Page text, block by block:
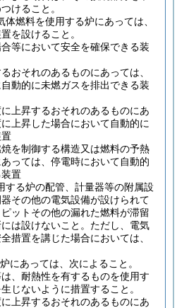
けること。
体燃料を使用する炉にあっては、
を設けること。
等において安全を確保できる装
おそれのあるものにあっては、
動的に未燃ガスを排出できる装
上昇するおそれのあるものにあ
上昇した場合において自動的に
を制御する構造又は燃料の予熱
っては、停電時において自動的
置
する炉の配管、計量器等の附属設
その他の電気設備が設けられて
ットその他の漏れた燃料が滞留
は設けないこと。 ただし、電気
措置を講じた場合においては、
にあっては、次によること。
、耐熱性を有するものを使用す
じないように措置すること。
上昇するおそれのあるものにあ